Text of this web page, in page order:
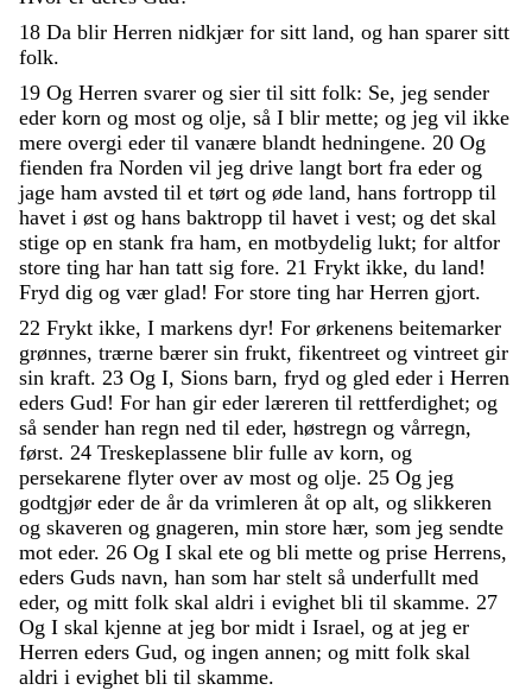
18 Da blir Herren nidkjær for sitt land, og han sparer sitt
folk.
19 Og Herren svarer og sier til sitt folk: Se, jeg sender
eder korn og most og olje, så I blir mette; og jeg vil ikke
mere overgi eder til vanære blandt hedningene. 20 Og
fienden fra Norden vil jeg drive langt bort fra eder og
jage ham avsted til et tørt og øde land, hans fortropp til
havet i øst og hans baktropp til havet i vest; og det skal
stige op en stank fra ham, en motbydelig lukt; for altfor
store ting har han tatt sig fore. 21 Frykt ikke, du land!
Fryd dig og vær glad! For store ting har Herren gjort.
22 Frykt ikke, I markens dyr! For ørkenens beitemarker
grønnes, trærne bærer sin frukt, fikentreet og vintreet gir
sin kraft. 23 Og I, Sions barn, fryd og gled eder i Herren
eders Gud! For han gir eder læreren til rettferdighet; og
så sender han regn ned til eder, høstregn og vårregn,
først. 24 Treskeplassene blir fulle av korn, og
persekarene flyter over av most og olje. 25 Og jeg
godtgjør eder de år da vrimleren åt op alt, og slikkeren
og skaveren og gnageren, min store hær, som jeg sendte
mot eder. 26 Og I skal ete og bli mette og prise Herrens,
eders Guds navn, han som har stelt så underfullt med
eder, og mitt folk skal aldri i evighet bli til skamme. 27
Og I skal kjenne at jeg bor midt i Israel, og at jeg er
Herren eders Gud, og ingen annen; og mitt folk skal
aldri i evighet bli til skamme.